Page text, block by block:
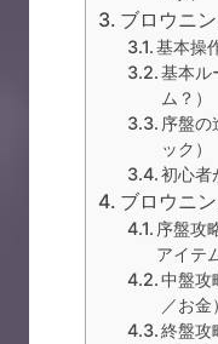
ブロウニ
基本操
基本ル
ム？）
序盤の
ック）
初心者
ブロウニ
序盤攻
アイテ
中盤攻
／お金）
終盤攻